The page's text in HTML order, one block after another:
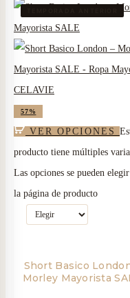
57%
VER OPCIONES
producto tiene múltiples
Las opciones se pueden
la página de producto
Short Basico
Morley Mayorista